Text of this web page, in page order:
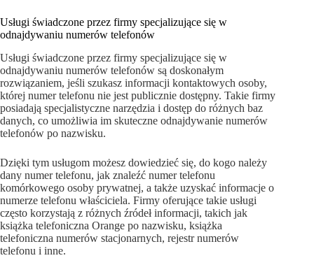
Usługi świadczone przez firmy specjalizujące się w
odnajdywaniu numerów telefonów
Usługi świadczone przez firmy specjalizujące się w
odnajdywaniu numerów telefonów są doskonałym
rozwiązaniem, jeśli szukasz informacji kontaktowych osoby,
której numer telefonu nie jest publicznie dostępny. Takie firmy
posiadają specjalistyczne narzędzia i dostęp do różnych baz
danych, co umożliwia im skuteczne odnajdywanie numerów
telefonów po nazwisku.
Dzięki tym usługom możesz dowiedzieć się, do kogo należy
dany numer telefonu, jak znaleźć numer telefonu
komórkowego osoby prywatnej, a także uzyskać informacje o
numerze telefonu właściciela. Firmy oferujące takie usługi
często korzystają z różnych źródeł informacji, takich jak
książka telefoniczna Orange po nazwisku, książka
telefoniczna numerów stacjonarnych, rejestr numerów
telefonu i inne.